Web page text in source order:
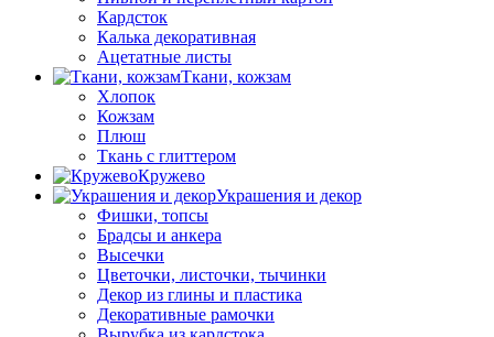
Кардсток
Калька декоративная
Ацетатные листы
Ткани, кожзам
Хлопок
Кожзам
Плюш
Ткань с глиттером
Кружево
Украшения и декор
Фишки, топсы
Брадсы и анкера
Высечки
Цветочки, листочки, тычинки
Декор из глины и пластика
Декоративные рамочки